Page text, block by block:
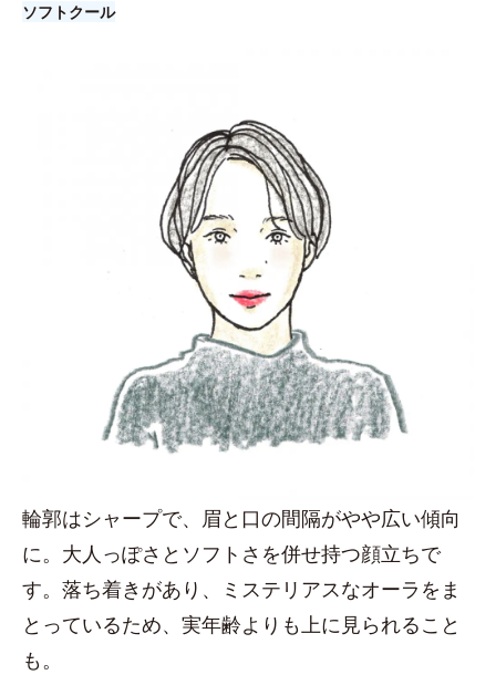
ソフトクール
輪郭はシャープで、眉と口の間隔がやや広い傾向
に。大人っぽさとソフトさを併せ持つ顔立ちで
す。落ち着きがあり、ミステリアスなオーラをま
とっているため、実年齢よりも上に見られること
も。